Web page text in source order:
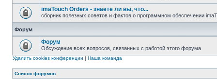
imaTouch Orders - знаете ли вы, что...
сборник полезных советов и фактов о программном обеспечении
Форум
Форум
Обсуждение всех вопросов, связанных с работой этого форума
Удалить cookies конференции | Наша команда
Список форумов